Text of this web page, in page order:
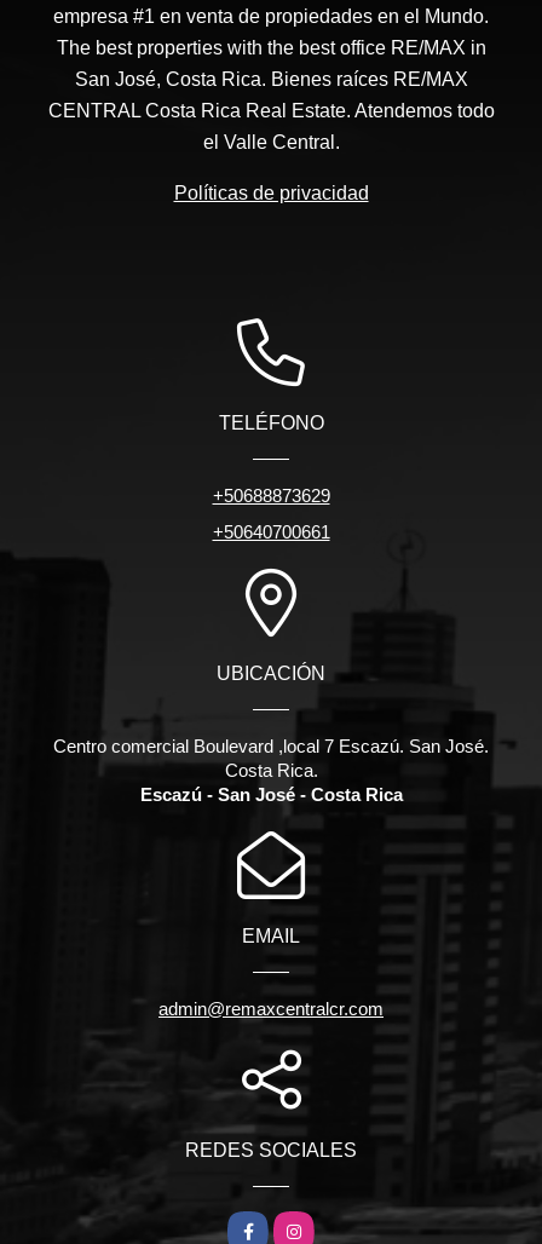
empresa #1 en venta de propiedades en el Mundo.
The best properties with the best office RE/MAX in
San José, Costa Rica. Bienes raíces RE/MAX
CENTRAL Costa Rica Real Estate. Atendemos todo
el Valle Central.
Políticas de privacidad
TELÉFONO
+50688873629
+50640700661
UBICACIÓN
Centro comercial Boulevard ,local 7 Escazú. San José.
Costa Rica.
Escazú - San José - Costa Rica
EMAIL
admin@remaxcentralcr.com
REDES SOCIALES
FacebookInstagram